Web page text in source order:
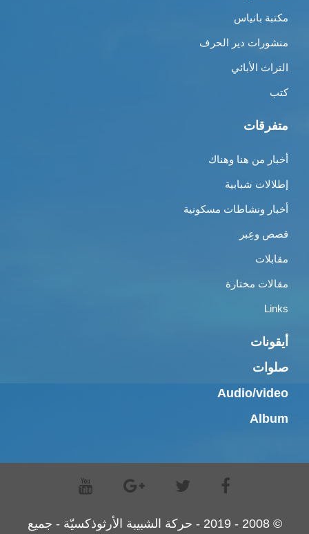
مكتبة بانياس
منشورات دير الحرف
التراث الأبائي
كتب
متفرقات
أخبار من هنا وهناك
إطلالات شبابية
أخبار ونشاطات مسكونية
قصص وعِبر
مقابلات
مقالات مختارة
Links
أيقونات
صلوات
Audio/video
Album
© 2008 - 2019 - حركة الشبيبة الأرثوذكسيّة - جميع